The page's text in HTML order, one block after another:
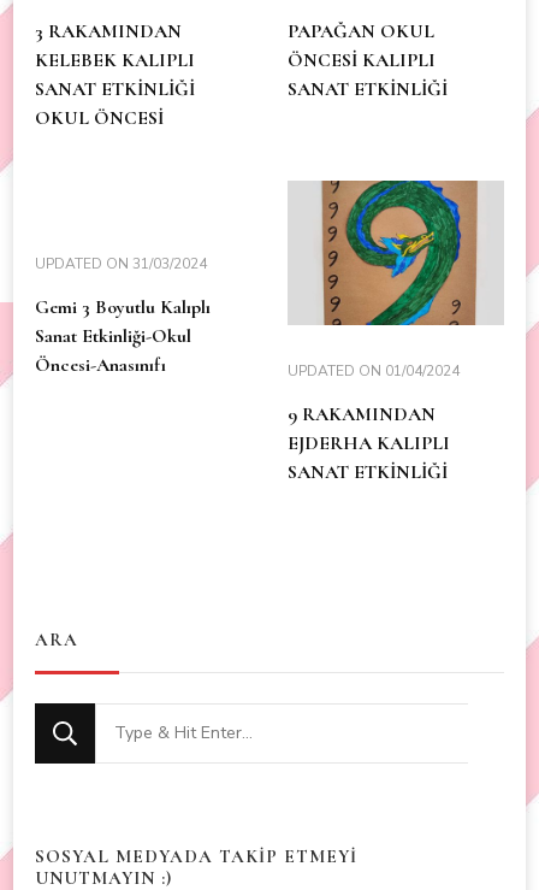
3 RAKAMINDAN
KELEBEK KALIPLI
SANAT ETKİNLİĞİ
OKUL ÖNCESİ
PAPAĞAN OKUL
ÖNCESİ KALIPLI
SANAT ETKİNLİĞİ
UPDATED ON 31/03/2024
Gemi 3 Boyutlu Kalıplı
Sanat Etkinliği-Okul
Öncesi-Anasınıfı
UPDATED ON 01/04/2024
9 RAKAMINDAN
EJDERHA KALIPLI
SANAT ETKİNLİĞİ
ARA
Looking
for
SOSYAL MEDYADA TAKİP ETMEYİ
UNUTMAYIN :)